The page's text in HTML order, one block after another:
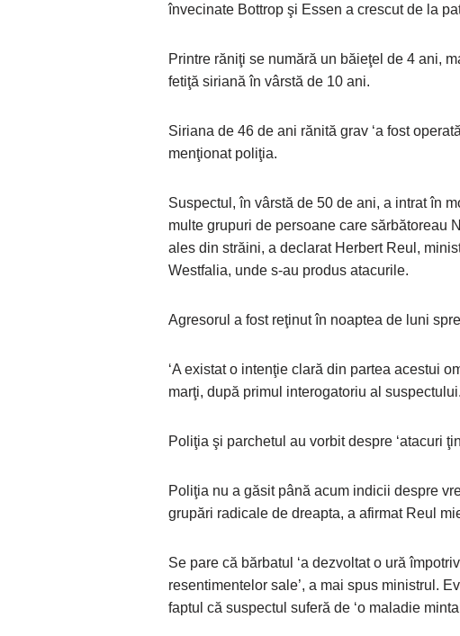
învecinate Bottrop şi Essen a crescut de la
Printre răniţi se numără un băieţel de 4 ani,
fetiţă siriană în vârstă de 10 ani.
Siriana de 46 de ani rănită grav ‘a fost
menţionat poliţia.
Suspectul, în vârstă de 50 de ani, a intrat în
multe grupuri de persoane care sărbătoreau
ales din străini, a declarat Herbert Reul,
Westfalia, unde s-au produs atacurile.
Agresorul a fost reţinut în noaptea de luni
‘A existat o intenţie clară din partea acestui
marţi, după primul interogatoriu al suspectului.
Poliţia şi parchetul au vorbit despre ‘atacuri
Poliţia nu a găsit până acum indicii despre
grupări radicale de dreapta, a afirmat Reul
Se pare că bărbatul ‘a dezvoltat o ură
resentimentelor sale’, a mai spus ministrul.
faptul că suspectul suferă de ‘o maladie